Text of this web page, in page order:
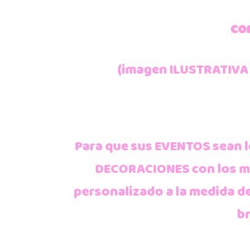
(imagen
Para que sus EVENTOS
DECORACIONES con
personalizado a la medida